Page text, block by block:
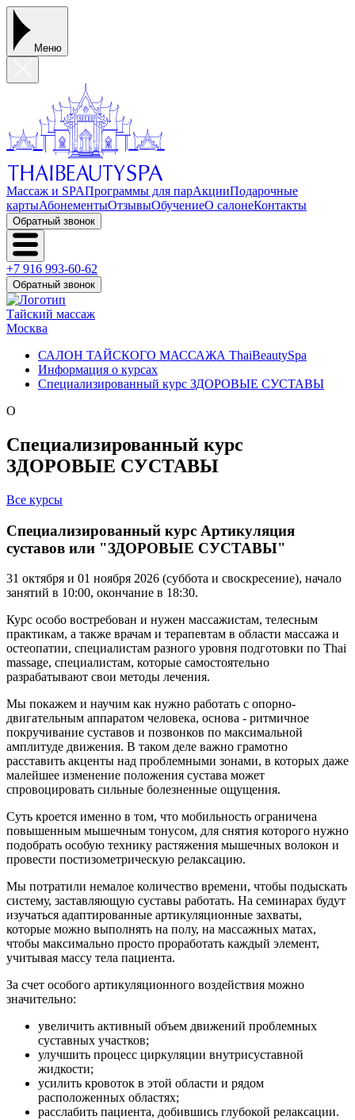
Меню
Массаж и SPAПрограммы для парАкцииПодарочные
картыАбонементыОтзывыОбучениеО салонеКонтакты
Обратный звонок
+7 916 993-60-62
Обратный звонок
Тайский массаж
Москва
САЛОН ТАЙСКОГО МАССАЖА ThaiBeautySpa
Информация о курсах
Специализированный курс ЗДОРОВЫЕ СУСТАВЫ
O
Специализированный курс
ЗДОРОВЫЕ СУСТАВЫ
Все курсы
Специализированный курс Артикуляция
суставов или "ЗДОРОВЫЕ СУСТАВЫ"
31 октября и 01 ноября 2026 (суббота и своскресение), начало
занятий в 10:00, окончание в 18:30.
Курс особо востребован и нужен массажистам, телесным
практикам, а также врачам и терапевтам в области массажа и
остеопатии, специалистам разного уровня подготовки по Thai
massage, специалистам, которые самостоятельно
разрабатывают свои методы лечения.
Мы покажем и научим как нужно работать с опорно-
двигательным аппаратом человека, основа - ритмичное
покручивание суставов и позвонков по максимальной
амплитуде движения. В таком деле важно грамотно
расставить акценты над проблемными зонами, в которых даже
малейшее изменение положения сустава может
спровоцировать сильные болезненные ощущения.
Суть кроется именно в том, что мобильность ограничена
повышенным мышечным тонусом, для снятия которого нужно
подобрать особую технику растяжения мышечных волокон и
провести постизометрическую релаксацию.
Мы потратили немалое количество времени, чтобы подыскать
систему, заставляющую суставы работать. На семинарах будут
изучаться адаптированные артикуляционные захваты,
которые можно выполнять на полу, на массажных матах,
чтобы максимально просто проработать каждый элемент,
учитывая массу тела пациента.
За счет особого артикуляционного воздействия можно
значительно:
увеличить активный объем движений проблемных
суставных участков;
улучшить процесс циркуляции внутрисуставной
жидкости;
усилить кровоток в этой области и рядом
расположенных областях;
расслабить пациента, добившись глубокой релаксации.